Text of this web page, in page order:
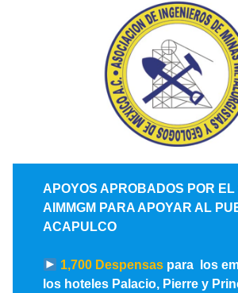
APOYOS APROBADOS POR
AIMMGM PARA APOYAR AL
ACAPULCO
1,700 Despensas para los
los hoteles Palacio, Pierre y